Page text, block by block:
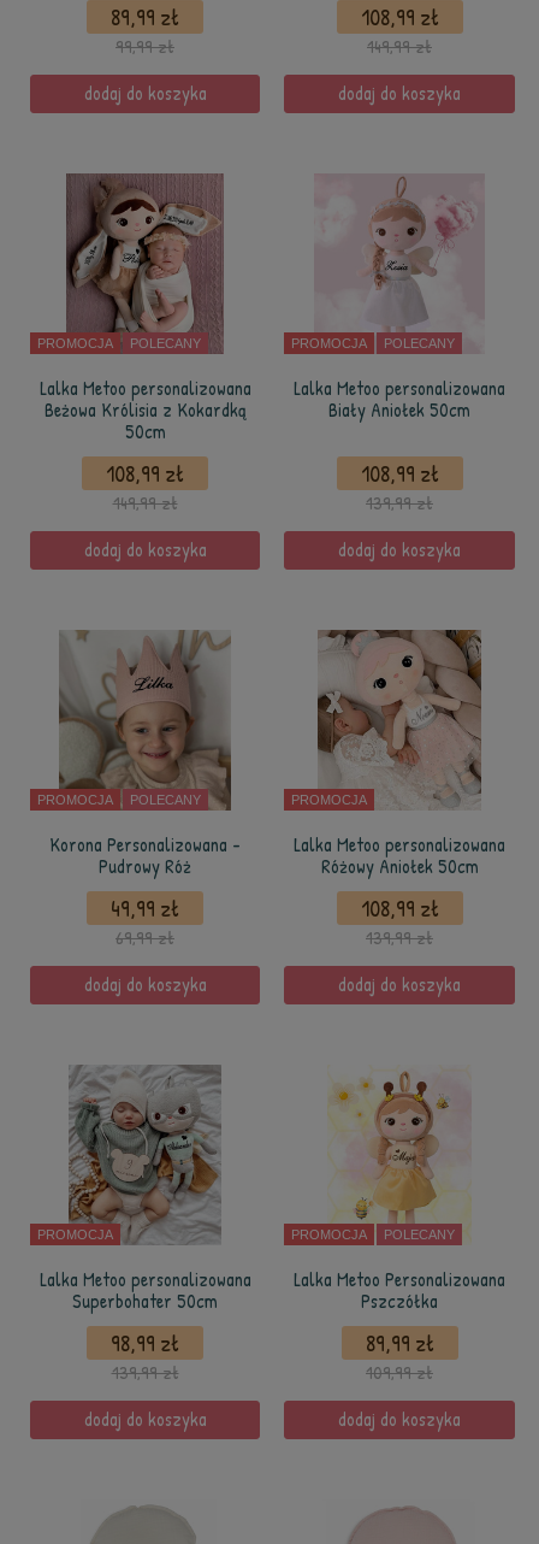
89,99 zł
99,99 zł
dodaj do koszyka
108,99 zł
149,99 zł
dodaj do koszyka
PROMOCJA POLECANY
Lalka Metoo personalizowana
Beżowa Królisia z Kokardką
50cm
108,99 zł
149,99 zł
dodaj do koszyka
PROMOCJA POLECANY
Lalka Metoo personalizowana
Biały Aniołek 50cm
108,99 zł
139,99 zł
dodaj do koszyka
PROMOCJA POLECANY
Korona Personalizowana -
Pudrowy Róż
49,99 zł
69,99 zł
dodaj do koszyka
PROMOCJA
Lalka Metoo personalizowana
Różowy Aniołek 50cm
108,99 zł
139,99 zł
dodaj do koszyka
PROMOCJA
Lalka Metoo personalizowana
Superbohater 50cm
98,99 zł
139,99 zł
dodaj do koszyka
PROMOCJA POLECANY
Lalka Metoo Personalizowana
Pszczółka
89,99 zł
109,99 zł
dodaj do koszyka